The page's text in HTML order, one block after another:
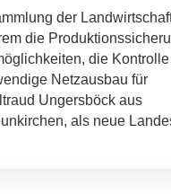
der
die
die
Netzausbau für
Ungersböck aus
als neue